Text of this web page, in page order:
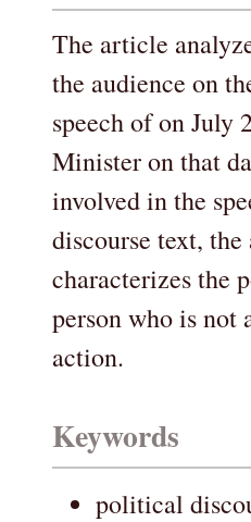
The article
the audience on
speech of on July
Minister on that
involved in the
discourse text, the
characterizes the
person who is not
action.
Keywords
political